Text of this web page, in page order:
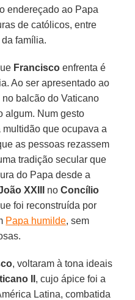
endereçado ao Papa
de católicos, entre
família.
Francisco enfrenta é
Ao ser apresentado ao
balcão do Vaticano
algum. Num gesto
que ocupava a
as pessoas rezassem
tradição secular que
do Papa desde a
XXIII noConcílio
foi reconstruída por
Papa humilde, sem
, voltaram à tona ideais
II , cujo ápice foi a
Latina, combatida